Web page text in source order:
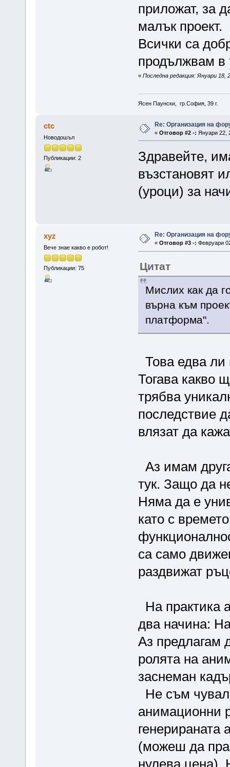
приложат, за
малък проект.
Всички са
продължвам в
« Последна редакция: Януари 18,
Ясен Паунски, гр.София, 39 г.
ctc
Новодошъл
Публикации: 2
Re: Организация на
« Отговор #2 -: Януари 22,
Здравейте,
възстановят
(уроци) за
xyz
Вече знае какво е робот!
Публикации: 75
Re: Организация на
« Отговор #3 -: Февруари
Цитат
Мислих как да
върна към
платформа".
Това едва
Тогава какво
трябва
последствие
влязат да
Аз имам
тук. Защо да
Няма да е
като с
са само
раздвижат
На практика
два начина:
Аз предлагам
ролята на
заснеман
Не съм чувал
анимационни
(можеш да